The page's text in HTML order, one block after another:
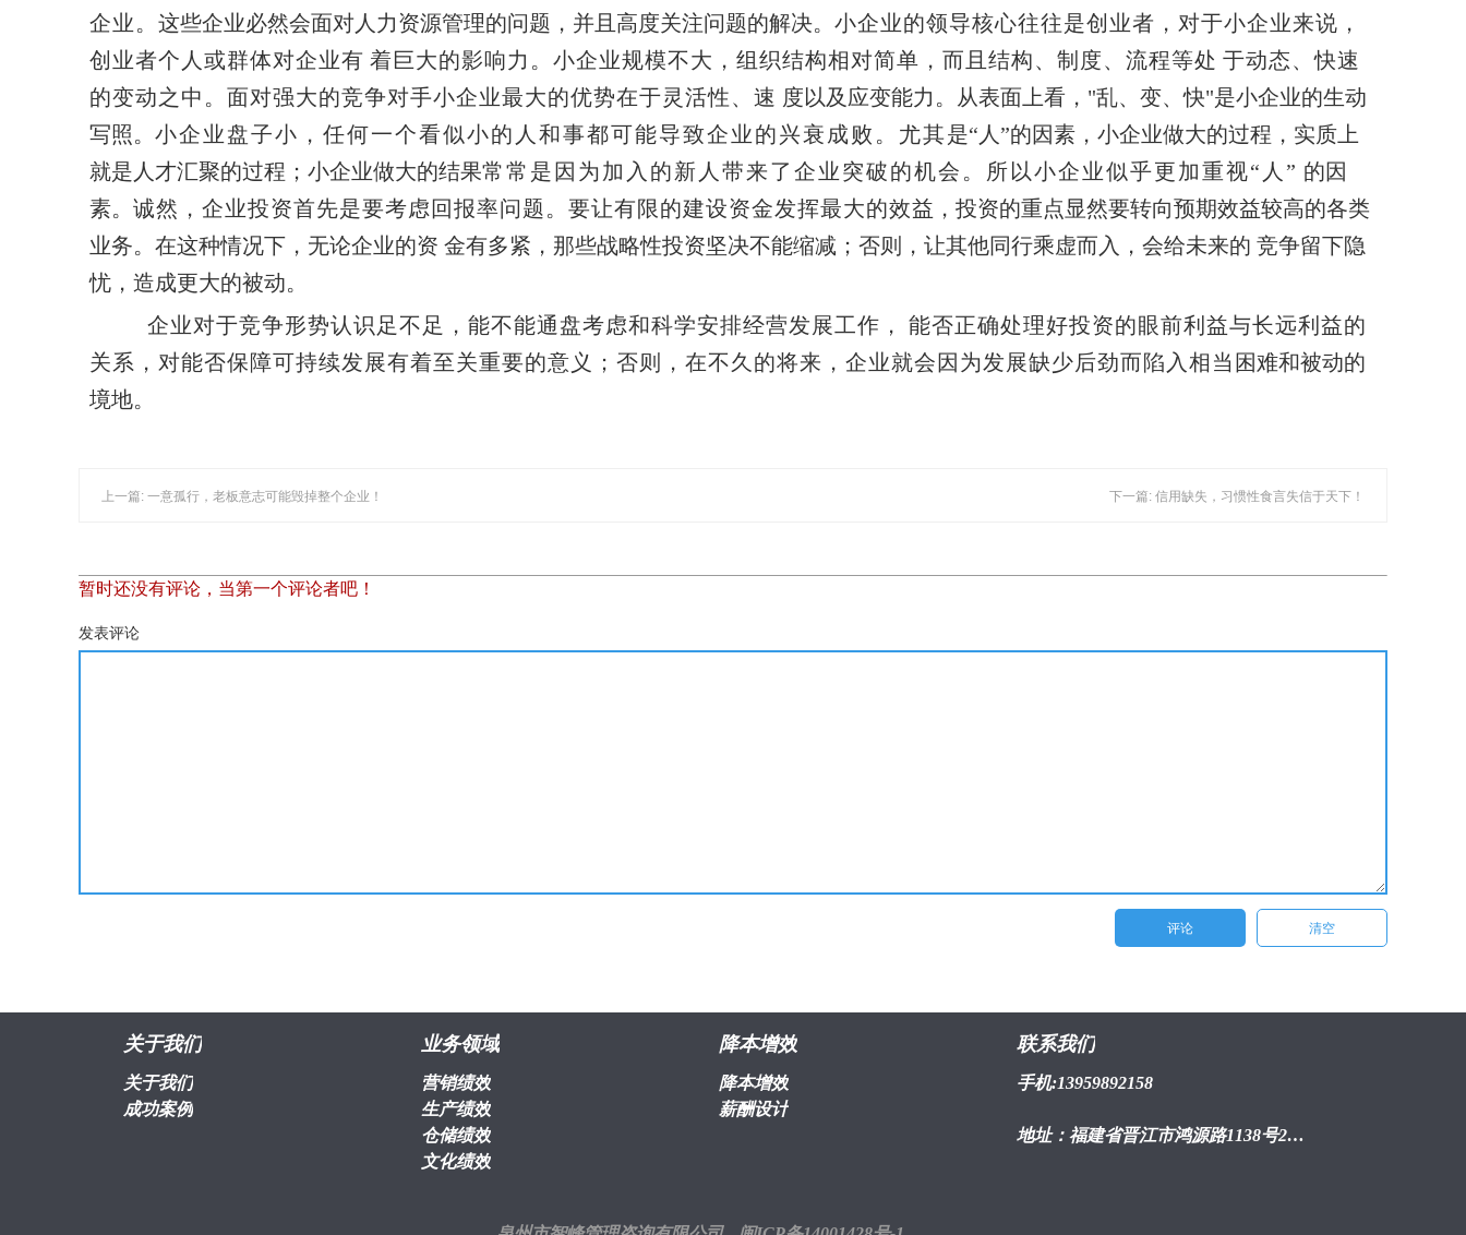
企业。 这些企业必然会面对人力资源管理的问题，并且高度关注问题的解决。 小企业的领导核心往往是创业者，对于小企业来说，
创业者个人或群体对企业有 着巨大的影响力。小企业规模不大，组织结构相对简单，而且结构、制度、流程等处 于动态、快速
的变动之中。面对强大的竞争对手小企业最大的优势在于灵活性、速 度以及应变能力。从表面上看，"乱、变、快"是小企业的生动
写照。 小企业盘子小，任何一个看似小的人和事都可能导致企业的兴衰成败。尤其是“人”的因素，小企业做大的过程，实质上
就是人才汇聚的过程；小企业做大的结果常常是因为加入的新人带来了企业突破的机会。所以小企业似乎更加重视“人” 的因
素。 诚然，企业投资首先是要考虑回报率问题。要让有限的建设资金发挥最大的效益，投资的重点显然要转向预期效益较高的各类
业务。在这种情况下，无论企业的资 金有多紧，那些战略性投资坚决不能缩减；否则，让其他同行乘虚而 入，会给未来的 竞争留下隐
忧，造成更大的被动。
企业对于竞争形势认识足不足，能不能通盘考虑和科学安排经营发展工作，
能否正确处理好投资的眼前利益与长远利益的
关系，对能否保障可持续发展有着至关重要的意义；否则，在不久的将来，企业就会因为发展缺少后劲而陷入相当 困难和被动的
境地。
上一篇: 一意孤行，老板意志可能毁掉整个企业！ 下一篇: 信用缺失，习惯性食言失信于天下！
暂时还没有评论，当第一个评论者吧！
发表评论
关于我们
关于我们
成功案例
业务领域
营销绩效
生产绩效
仓储绩效
文化绩效
降本增效
降本增效
薪酬设计
联系我们
手机:13959892158
地址：福建省晋江市鸿源路1138号2幢1603室